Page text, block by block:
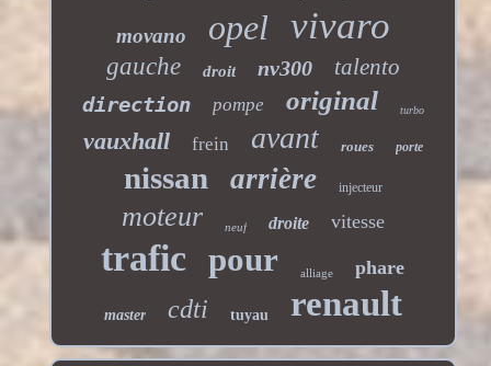
movano opel vivaro
gauche droit nv300 talento
direction pompe original turbo
vauxhall frein avant roues porte
nissan arrière injecteur
moteur neuf droite vitesse
trafic pour alliage phare
master cdti tuyau renault